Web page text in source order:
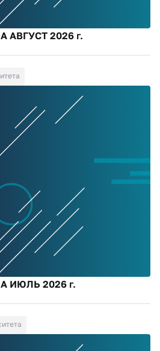
АВГУСТ 2026 г.
ИЮЛЬ 2026 г.